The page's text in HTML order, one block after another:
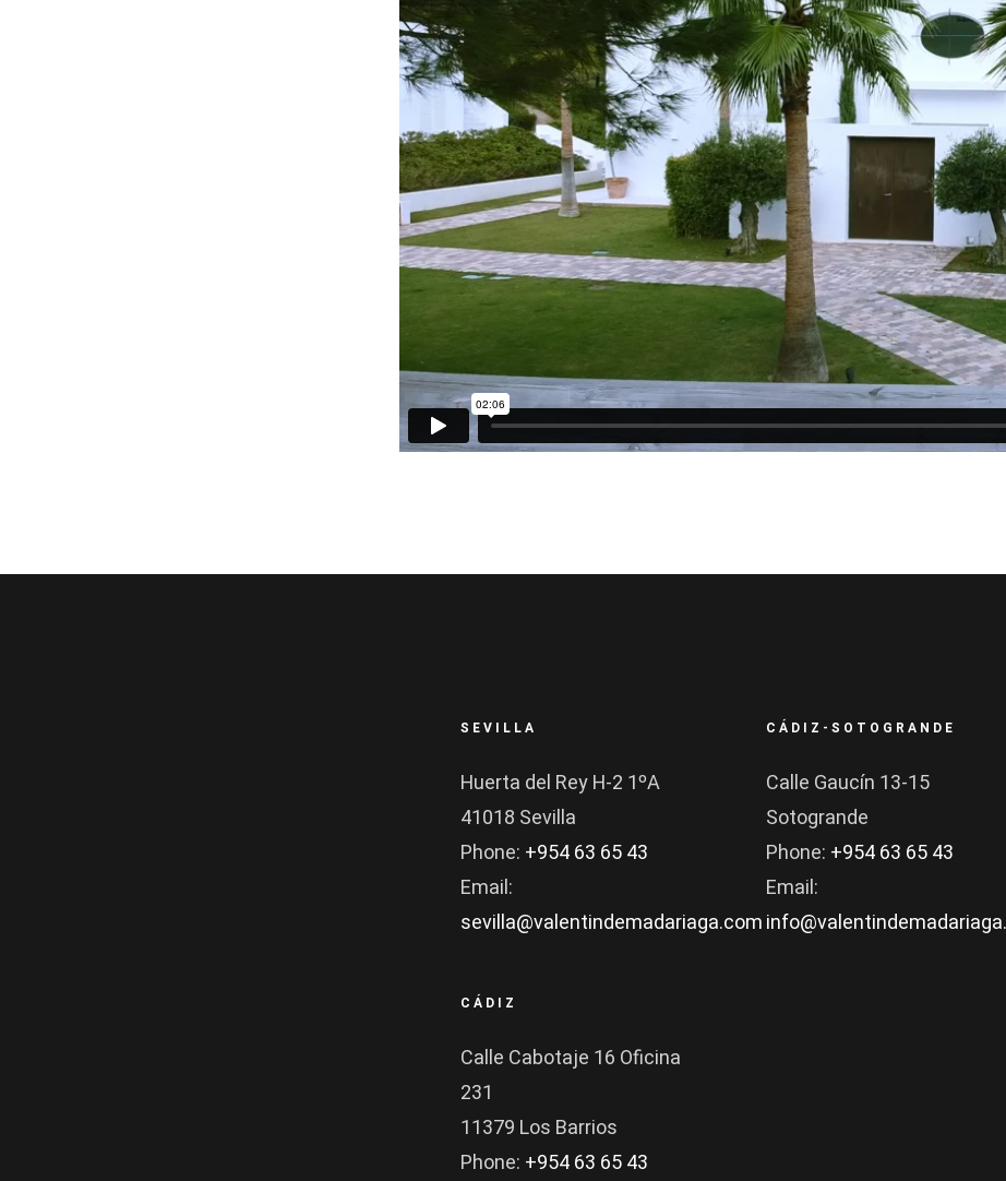
SEVILLA
Huerta del Rey H-2 1ºA
41018 Sevilla
Phone: +954 63 65 43
Email:
sevilla@valentindemadariaga.com
CÁDIZ
Calle Cabotaje 16 Oficina
231
11379 Los Barrios
Phone: +954 63 65 43
CÁDIZ-SOTOGRANDE
Calle Gaucín 13-15
Sotogrande
Phone: +954 63 65 43
Email: